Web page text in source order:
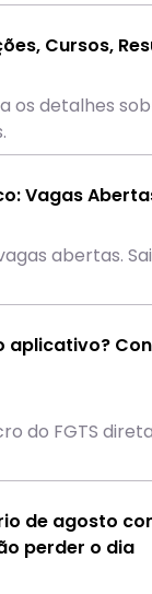
Cursos,
os detalhes
Vagas
abertas.
aplicativo?
do FGTS
de agosto
perder o dia